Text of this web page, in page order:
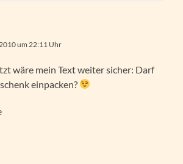
um 22:11 Uhr
wäre mein Text weiter sicher: Darf
einpacken?